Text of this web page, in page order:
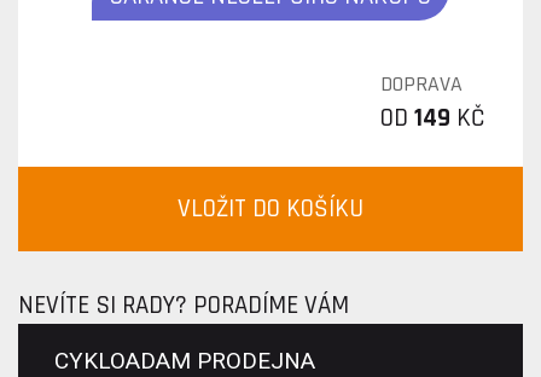
DOPRAVA
OD 149 KČ
VLOŽIT DO KOŠÍKU
NEVÍTE SI RADY? PORADÍME VÁM
CYKLOADAM PRODEJNA